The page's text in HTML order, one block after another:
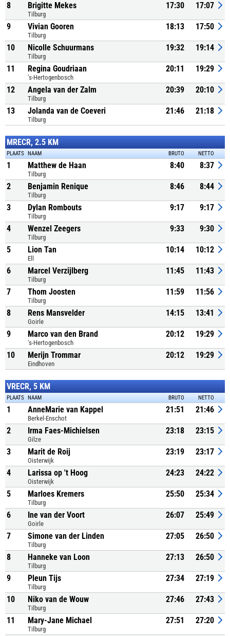
8 Brigitte Mekes
Tilburg
17:30 17:07
9 Vivian Gooren
Tilburg
18:13 17:50
10 Nicolle Schuurmans
Tilburg
19:32 19:14
11 Regina Goudriaan
's-Hertogenbosch
20:11 19:29
12 Angela van der Zalm
Tilburg
20:39 20:10
13 Jolanda van de Coeveri
Tilburg
21:46 21:18
MRECR, 2.5 KM
PLAATS NAAM BRUTO NETTO
1 Matthew de Haan
Tilburg
8:40 8:37
2 Benjamin Renique
Tilburg
8:46 8:44
3 Dylan Rombouts
Tilburg
9:17 9:17
4 Wenzel Zeegers
Tilburg
9:33 9:30
5 Lion Tan
Ell
10:14 10:12
6 Marcel Verzijlberg
Tilburg
11:45 11:43
7 Thom Joosten
Tilburg
11:59 11:56
8 Rens Mansvelder
Goirle
14:15 13:41
9 Marco van den Brand
's-Hertogenbosch
20:12 19:29
10 Merijn Trommar
Eindhoven
20:12 19:29
VRECR, 5 KM
PLAATS NAAM BRUTO NETTO
1 AnneMarie van Kappel
Berkel-Enschot
21:51 21:46
2 Irma Faes-Michielsen
Gilze
23:18 23:15
3 Marit de Roij
Oisterwijk
23:19 23:17
4 Larissa op 't Hoog
Oisterwijk
24:23 24:22
5 Marloes Kremers
Tilburg
25:50 25:34
6 Ine van der Voort
Goirle
26:07 25:49
7 Simone van der Linden
Tilburg
27:05 26:50
8 Hanneke van Loon
Tilburg
27:13 26:50
9 Pleun Tijs
Tilburg
27:34 27:19
10 Niko van de Wouw
Tilburg
27:46 27:43
11 Mary-Jane Michael
Tilburg
27:51 27:20